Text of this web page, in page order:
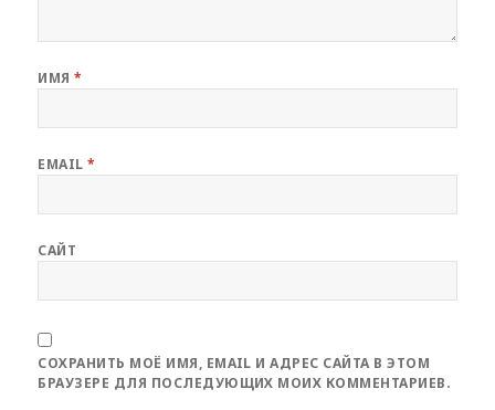
ИМЯ*
EMAIL*
САЙТ
СОХРАНИТЬ МОЁ ИМЯ, EMAIL И АДРЕС САЙТА В ЭТОМ
БРАУЗЕРЕ ДЛЯ ПОСЛЕДУЮЩИХ МОИХ КОММЕНТАРИЕВ.